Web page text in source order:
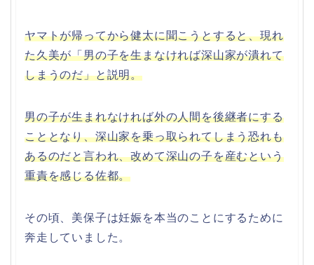
ヤマトが帰ってから健太に聞こうとすると、現れ
た久美が「男の子を生まなければ深山家が潰れて
しまうのだ」と説明。
男の子が生まれなければ外の人間を後継者にする
こととなり、深山家を乗っ取られてしまう恐れも
あるのだと言われ、改めて深山の子を産むという
重責を感じる佐都。
その頃、美保子は妊娠を本当のことにするために
奔走していました。